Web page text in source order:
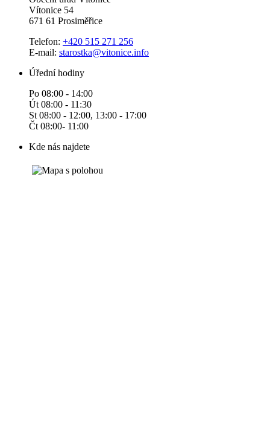
Vítonice 54
671 61 Prosiměřice
Telefon: +420 515 271 256
E-mail: starostka@vitonice.info
Úřední hodiny
Po 08:00 - 14:00
Út 08:00 - 11:30
St 08:00 - 12:00, 13:00 - 17:00
Čt 08:00- 11:00
Kde nás najdete